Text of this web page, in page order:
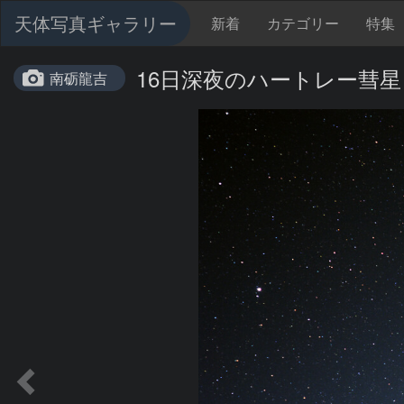
天体写真ギャラリー 新着 カテゴリー 特集
南砺龍吉 16日深夜のハートレー彗星